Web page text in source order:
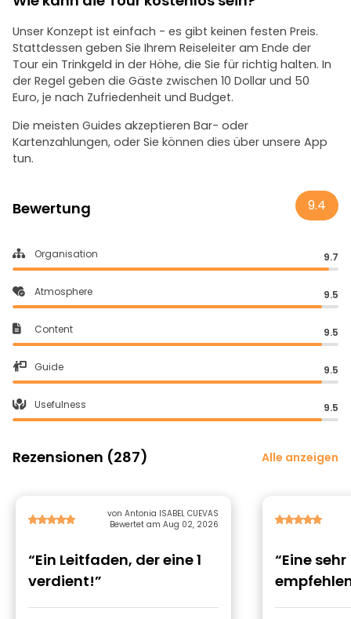
Unser Konzept ist einfach - es gibt keinen festen Preis.
Stattdessen geben Sie Ihrem Reiseleiter am Ende der
Tour ein Trinkgeld in der Höhe, die Sie für richtig halten. In
der Regel geben die Gäste zwischen 10 Dollar und 50
Euro, je nach Zufriedenheit und Budget.
Die meisten Guides akzeptieren Bar- oder
Kartenzahlungen, oder Sie können dies über unsere App
tun.
Bewertung 9.4
Organisation 9.7
Atmosphere 9.5
Content 9.5
Guide 9.5
Usefulness 9.5
Rezensionen (287) Alle anzeigen
von Antonia ISABEL CUEVAS
Bewertet am Aug 02, 2026
“Ein Leitfaden, der eine 1
verdient!”
“Eine sehr